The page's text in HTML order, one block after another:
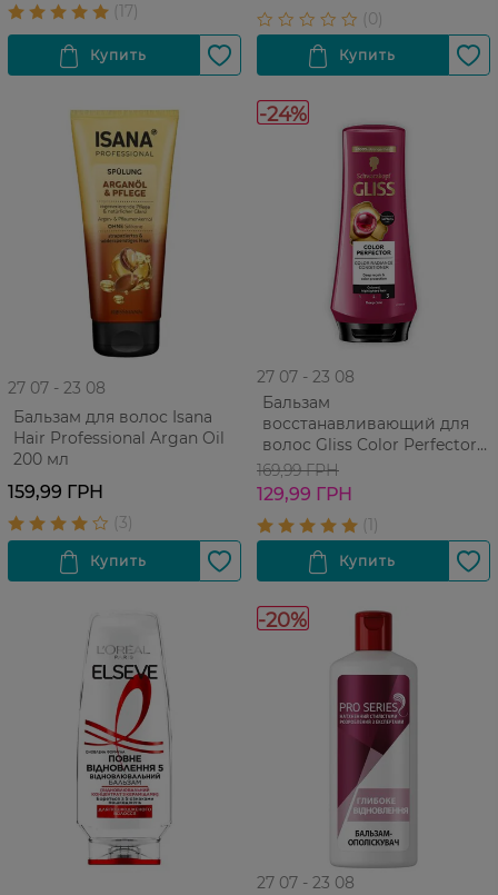
27 07 - 23 08
Бальзам для волос Isana
Hair Professional Argan Oil
200 мл
159,99 ГРН
-24%
27 07 - 23 08
Бальзам
восстанавливающий для
волос Gliss Color Perfector
200 мл
169,99 ГРН
129,99 ГРН
-20%
27 07 - 23 08